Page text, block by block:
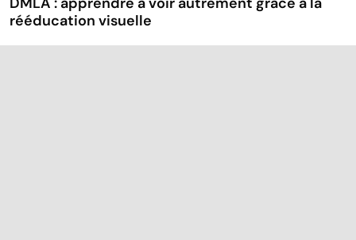
rééducation visuelle